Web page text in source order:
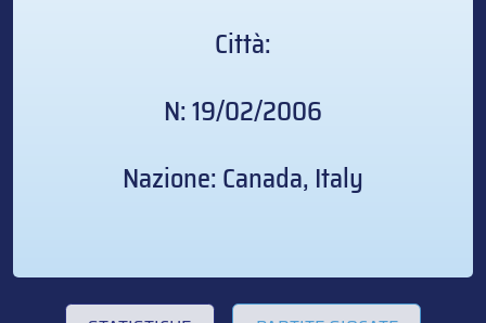
Città:
N: 19/02/2006
Nazione: Canada, Italy